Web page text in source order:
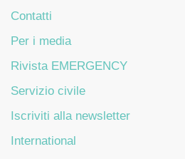
Contatti
Per i media
Rivista EMERGENCY
Servizio civile
Iscriviti alla newsletter
International